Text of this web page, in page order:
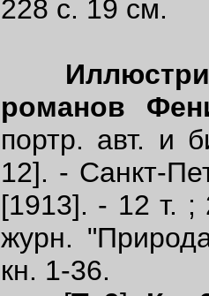
228 с. 19 см.
романов
портр. авт. и
12]. - Санкт-
[1913]. - 12 т.
журн.
кн. 1-36.